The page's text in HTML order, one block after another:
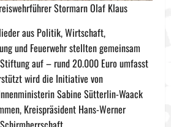
Stormarn Olaf Klaus
aus Politik, Wirtschaft,
und Feuerwehr stellten gemeinsam
auf – rund 20.000 Euro umfasst
wird die Initiative von
Sabine Sütterlin-Waack
Kreispräsident Hans-Werner